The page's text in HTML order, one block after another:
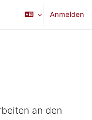
Anmelden
an den